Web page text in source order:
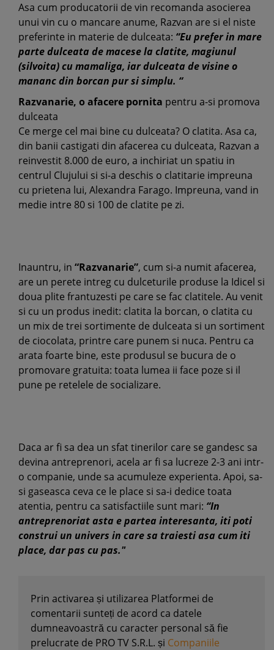
Asa cum producatorii de vin recomanda asocierea
unui vin cu o mancare anume, Razvan are si el niste
preferinte in materie de dulceata: “Eu prefer in mare
parte dulceata de macese la clatite, magiunul
(silvoita) cu mamaliga, iar dulceata de visine o
mananc din borcan pur si simplu. “
Razvanarie, o afacere pornita pentru a-si promova
dulceata
Ce merge cel mai bine cu dulceata? O clatita. Asa ca,
din banii castigati din afacerea cu dulceata, Razvan a
reinvestit 8.000 de euro, a inchiriat un spatiu in
centrul Clujului si si-a deschis o clatitarie impreuna
cu prietena lui, Alexandra Farago. Impreuna, vand in
medie intre 80 si 100 de clatite pe zi.
Inauntru, in “Razvanarie”, cum si-a numit afacerea,
are un perete intreg cu dulceturile produse la Idicel si
doua plite frantuzesti pe care se fac clatitele. Au venit
si cu un produs inedit: clatita la borcan, o clatita cu
un mix de trei sortimente de dulceata si un sortiment
de ciocolata, printre care punem si nuca. Pentru ca
arata foarte bine, este produsul se bucura de o
promovare gratuita: toata lumea ii face poze si il
pune pe retelele de socializare.
Daca ar fi sa dea un sfat tinerilor care se gandesc sa
devina antreprenori, acela ar fi sa lucreze 2-3 ani intr-
o companie, unde sa acumuleze experienta. Apoi, sa-
si gaseasca ceva ce le place si sa-i dedice toata
atentia, pentru ca satisfactiile sunt mari: “In
antreprenoriat asta e partea interesanta, iti poti
construi un univers in care sa traiesti asa cum iti
place, dar pas cu pas."
Prin activarea și utilizarea Platformei de
comentarii sunteți de acord ca datele
dumneavoastră cu caracter personal să fie
prelucrate de PRO TV S.R.L. și Companiile